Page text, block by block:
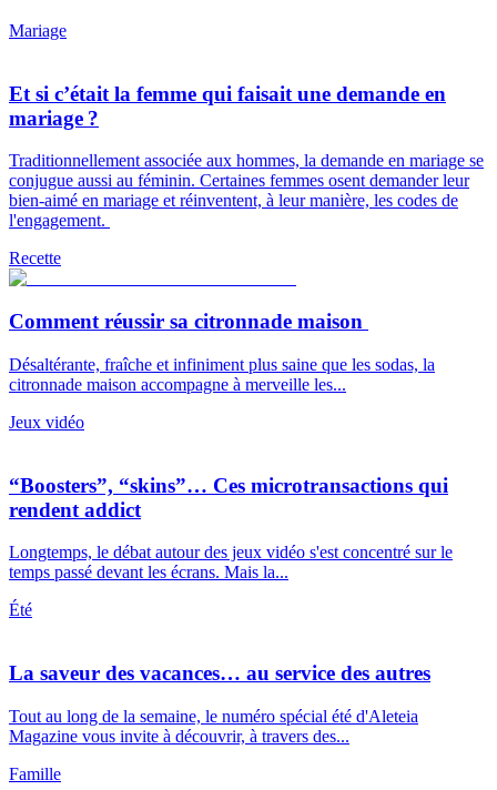
Mariage
Et si c’était la femme qui faisait une demande en
mariage ?
Traditionnellement associée aux hommes, la demande en mariage se
conjugue aussi au féminin. Certaines femmes osent demander leur
bien-aimé en mariage et réinventent, à leur manière, les codes de
l'engagement.
Recette
Comment réussir sa citronnade maison
Désaltérante, fraîche et infiniment plus saine que les sodas, la
citronnade maison accompagne à merveille les...
Jeux vidéo
“Boosters”, “skins”… Ces microtransactions qui
rendent addict
Longtemps, le débat autour des jeux vidéo s'est concentré sur le
temps passé devant les écrans. Mais la...
Été
La saveur des vacances… au service des autres
Tout au long de la semaine, le numéro spécial été d'Aleteia
Magazine vous invite à découvrir, à travers des...
Famille